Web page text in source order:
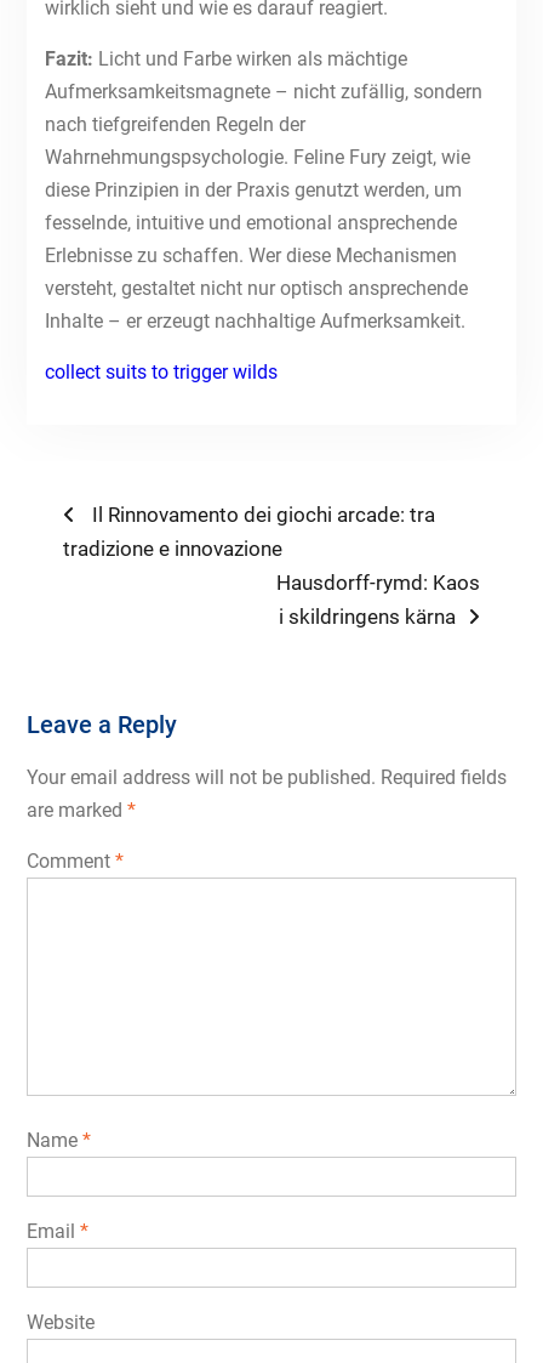
wirklich sieht und wie es darauf reagiert.
Fazit: Licht und Farbe wirken als mächtige
Aufmerksamkeitsmagnete – nicht zufällig, sondern
nach tiefgreifenden Regeln der
Wahrnehmungspsychologie. Feline Fury zeigt, wie
diese Prinzipien in der Praxis genutzt werden, um
fesselnde, intuitive und emotional ansprechende
Erlebnisse zu schaffen. Wer diese Mechanismen
versteht, gestaltet nicht nur optisch ansprechende
Inhalte – er erzeugt nachhaltige Aufmerksamkeit.
collect suits to trigger wilds
Post
navigation
Previous
post:
Il Rinnovamento dei giochi arcade: tra
tradizione e innovazione
Next
post:
Hausdorff-rymd: Kaos
i skildringens kärna
Leave a Reply
Your email address will not be published. Required fields
are marked *
Comment *
Name *
Email *
Website